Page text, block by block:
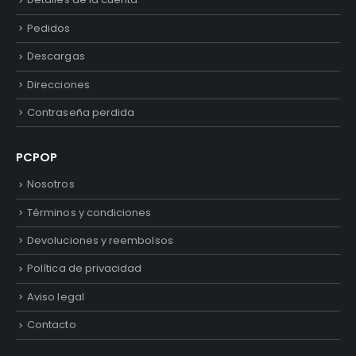
Pedidos
Descargas
Direcciones
Contraseña perdida
PCPOP
Nosotros
Términos y condiciones
Devoluciones y reembolsos
Política de privacidad
Aviso legal
Contacto